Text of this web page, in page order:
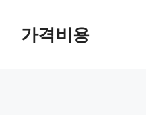
가격비용